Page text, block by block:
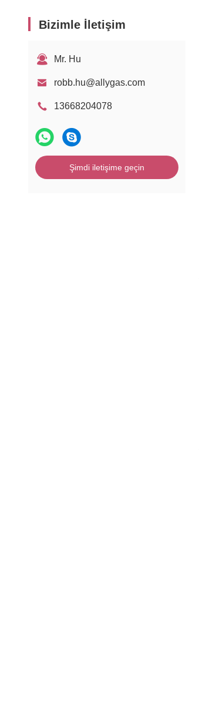
Bizimle İletişim
Mr. Hu
robb.hu@allygas.com
13668204078
Şimdi iletişime geçin